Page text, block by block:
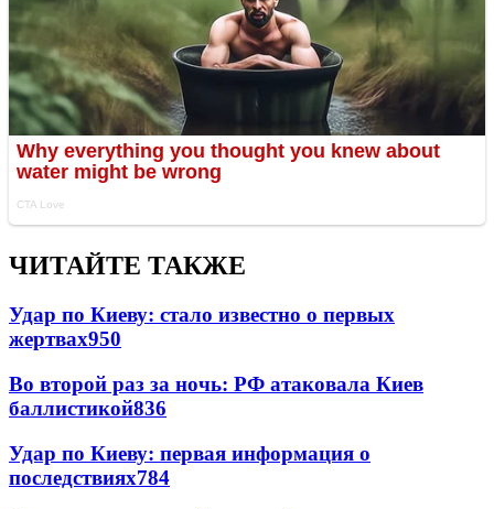
ЧИТАЙТЕ ТАКЖЕ
Удар по Киеву: стало известно о первых
жертвах950
Во второй раз за ночь: РФ атаковала Киев
баллистикой836
Удар по Киеву: первая информация о
последствиях784